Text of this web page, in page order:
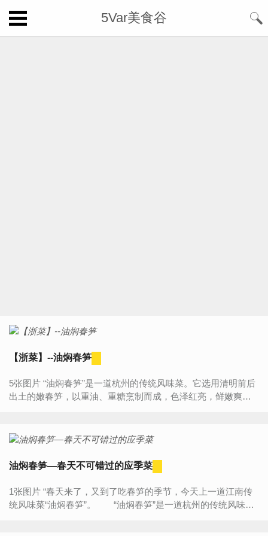
5Var美食谷
【浙菜】--油焖春笋
5张图片 “油焖春笋”是一道杭州的传统风味菜。它选用清明前后
出土的嫩春笋，以重油、重糖烹制而成，色泽红亮，鲜嫩爽
油焖春笋—春天不可错过的应季菜
1张图片 “春天来了，又到了吃春笋的季节，今天上一道江南传
统风味菜“油焖春笋”。 “油焖春笋”是一道杭州的传统风味